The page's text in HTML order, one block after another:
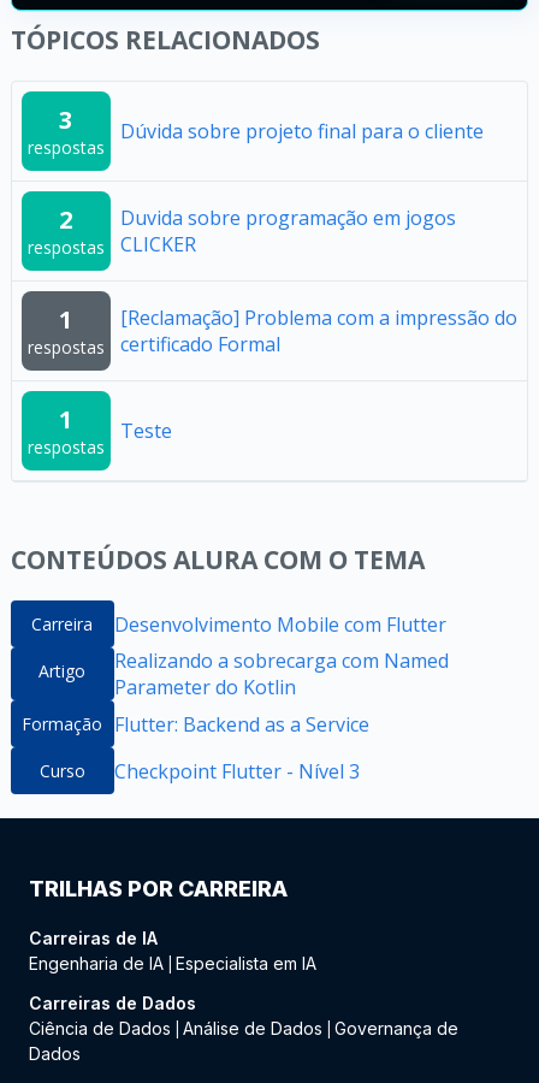
TÓPICOS RELACIONADOS
3
respostas
Dúvida sobre projeto final para o cliente
2
respostas
Duvida sobre programação em jogos
CLICKER
1
respostas
[Reclamação] Problema com a impressão do
certificado Formal
1
respostas
Teste
CONTEÚDOS ALURA COM O TEMA
Carreira Desenvolvimento Mobile com Flutter
Artigo
Realizando a sobrecarga com Named
Parameter do Kotlin
Formação Flutter: Backend as a Service
Curso Checkpoint Flutter - Nível 3
TRILHAS POR CARREIRA
Carreiras de IA
Engenharia de IA Especialista em IA
Carreiras de Dados
Ciência de Dados
Análise de Dados
Governança de
Dados